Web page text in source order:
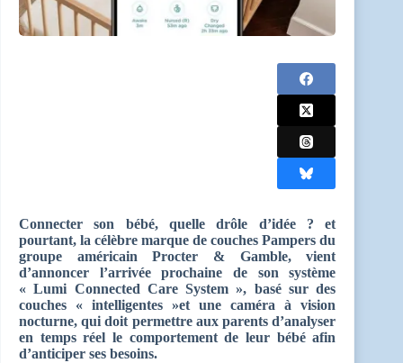
Connecter son bébé, quelle drôle d’idée ? et
pourtant, la célèbre marque de couches Pampers du
groupe américain Procter & Gamble, vient
d’annoncer l’arrivée prochaine de son système
« Lumi Connected Care System », basé sur des
couches « intelligentes »et une caméra à vision
nocturne, qui doit permettre aux parents d’analyser
en temps réel le comportement de leur bébé afin
d’anticiper ses besoins.